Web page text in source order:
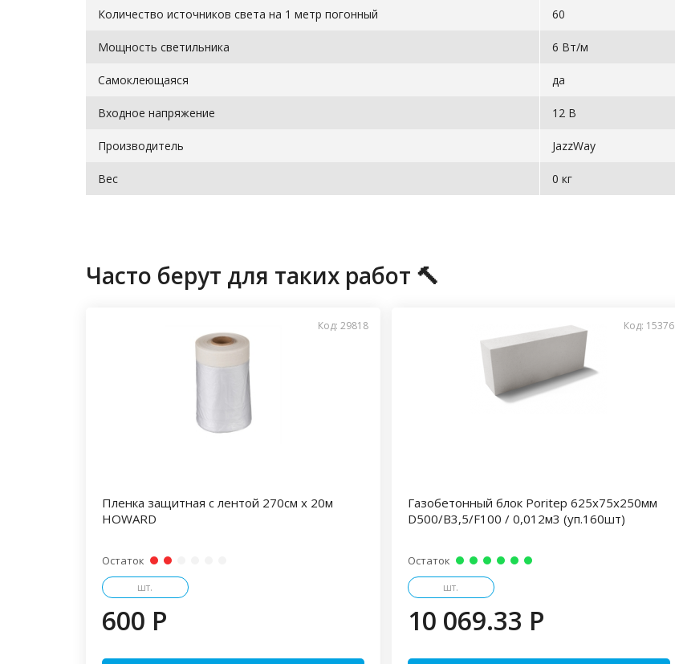
Количество источников света на 1 метр погонный 60
Мощность светильника 6 Вт/м
Самоклеющаяся да
Входное напряжение 12 В
Производитель JazzWay
Вес 0 кг
Часто берут для таких работ 🔨
Код: 29818
Пленка защитная с лентой 270см х 20м
HOWARD
Остаток
шт.
600 P
Код: 15376
Газобетонный блок Poritep 625х75х250мм
D500/В3,5/F100 / 0,012м3 (уп.160шт)
Остаток
шт.
10 069.33 P